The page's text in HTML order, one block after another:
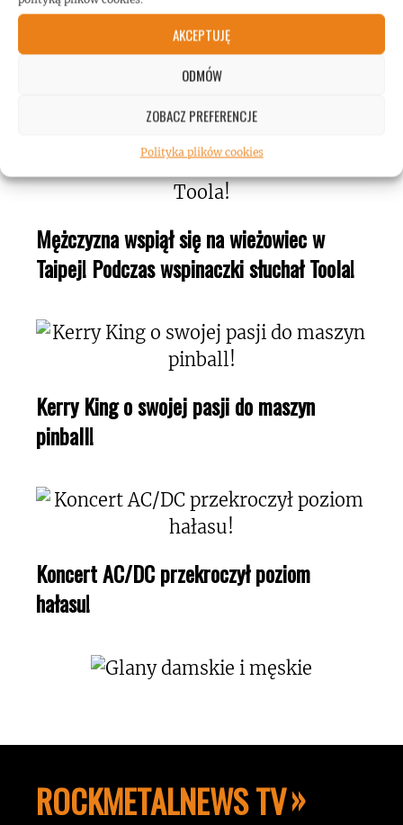
AKCEPTUJĘ
ODMÓW
ZOBACZ PREFERENCJE
Polityka plików cookies
Gary Holt: biografia gitarzysty dostępna w
Mężczyzna wspiął się na wieżowiec w
Taipej! Podczas wspinaczki słuchał Toola!
Kerry King o swojej pasji do maszyn
pinball!
Koncert AC/DC przekroczył poziom
hałasu!
ROCKMETALNEWS TV